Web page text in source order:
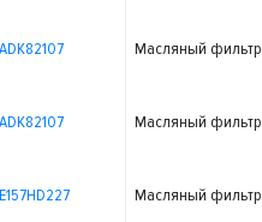
ADK82107 Масляный фильтр
ADK82107 Масляный фильтр
E157HD227 Масляный фильтр